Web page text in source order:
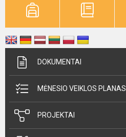
DOKUMENTAI
MĖNESIO VEIKLOS PLANAS
PROJEKTAI